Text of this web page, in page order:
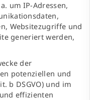
um IP-Adressen,
Websitezugriffe und
generiert werden,
der
potenziellen und
b DSGVO) und im
effizienten